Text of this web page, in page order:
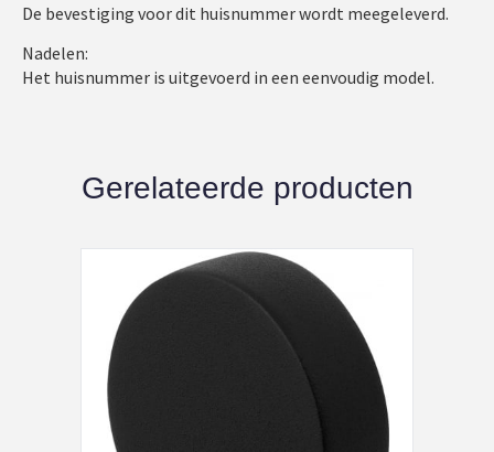
De bevestiging voor dit huisnummer wordt meegeleverd.
Nadelen:
Het huisnummer is uitgevoerd in een eenvoudig model.
Gerelateerde producten